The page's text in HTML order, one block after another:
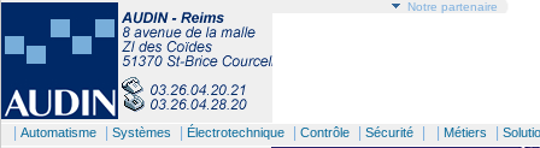
Notre partenaire
Automatisme Systèmes Électrotechnique Contrôle Sécurité Métiers